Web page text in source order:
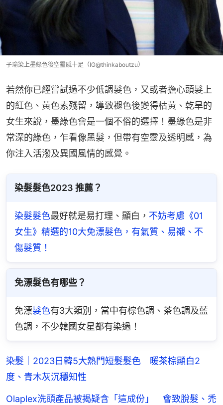
子瑜染上墨綠色後空靈感十足（IG@thinkaboutzu）
若然你已經嘗試過不少低調髮色，又或者擔心頭髮上
的紅色、黃色素殘留，導致褪色後變得枯黃、乾旱的
女生來說，墨綠色會是一個不俗的選擇！墨綠色是非
常深的綠色，乍看像黑髮，但帶有空靈及透明感，為
你注入活潑及異國風情的感覺。
染髮髮色2023 推薦？
染髮髮色最好就是易打理、顯白， 不妨考慮《01
女生》精選的10大免漂髮色，有氣質、易襯、不
傷髮質！
免漂髮色有哪些？
免漂髮色有3大類別，當中有棕色調、茶色調及藍
色調，不少韓國女星都有染過！
染髮｜2023日韓5大熱門短髮髮色 暖茶棕顯白2
度、青木灰沉穩知性
Olaplex洗頭產品被揭疑含「這成份」 會致脫髮、禿